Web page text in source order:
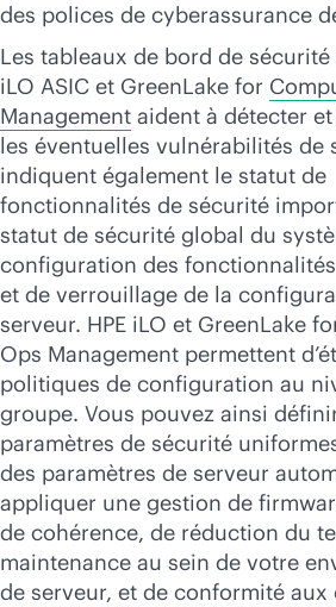
des polices de cyberassurance
Les tableaux de bord de sécurité
iLO ASIC et GreenLake for
Management aident à détecter
les éventuelles vulnérabilités de
indiquent également le statut de
fonctionnalités de sécurité
statut de sécurité global du
configuration des
et de verrouillage de la
serveur. HPE iLO et GreenLake
Ops Management permettent
politiques de configuration au
groupe. Vous pouvez ainsi
paramètres de sécurité
des paramètres de serveur
appliquer une gestion de
de cohérence, de réduction du
maintenance au sein de votre
de serveur, et de conformité